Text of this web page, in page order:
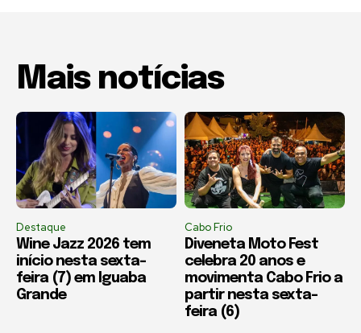
Mais notícias
Destaque
Wine Jazz 2026 tem
início nesta sexta-
feira (7) em Iguaba
Grande
Cabo Frio
Diveneta Moto Fest
celebra 20 anos e
movimenta Cabo Frio a
partir nesta sexta-
feira (6)